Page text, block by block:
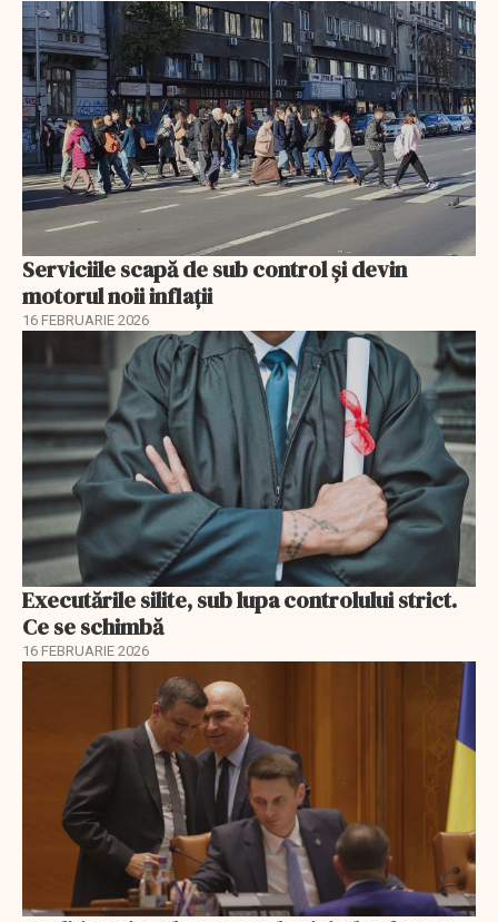
Serviciile scapă de sub control și devin
motorul noii inflații
16 FEBRUARIE 2026
Executările silite, sub lupa controlului strict.
Ce se schimbă
16 FEBRUARIE 2026